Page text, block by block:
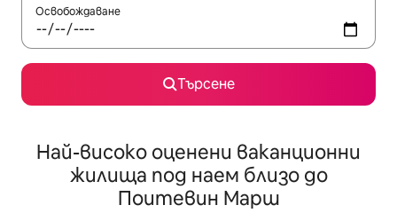
Освобождаване
Търсене
Най-високо оценени ваканционни
жилища под наем близо до
Поитевин Марш